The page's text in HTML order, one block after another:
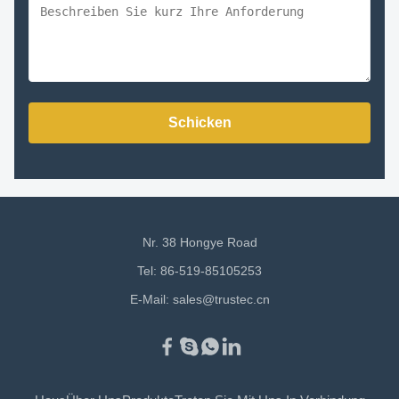
Schicken
Nr. 38 Hongye Road
Tel: 86-519-85105253
E-Mail: sales@trustec.cn